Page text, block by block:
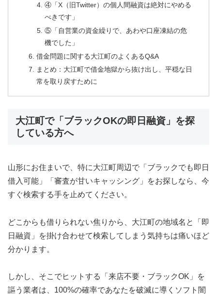
④「X（旧Twitter）の個人間融資は絶対にやめる
べきです」
⑤「自営業の資金繰りで、あわや口座凍結の危
機でした」
借金問題に関する大江町のよくあるQ&A
まとめ：大江町で借金地獄から抜け出し、平穏な日
常を取り戻すために
大江町で「ブラックOKの即日融資」を探
している方へ
山形にお住まいで、特に大江町周辺で「ブラックでも即日
借入可能」「審査が甘いキャッシング」をお探しなら、今
すぐ検索する手を止めてください。
どこからも借りられない焦りから、大江町の地域名と「即
日融資」を掛け合わせて検索してしまう気持ちは痛いほど
分かります。
しかし、そこでヒットする「来店不要・ブラックOK」を
謳う業者は、100%の確率であなたを破滅に導くソフト闇